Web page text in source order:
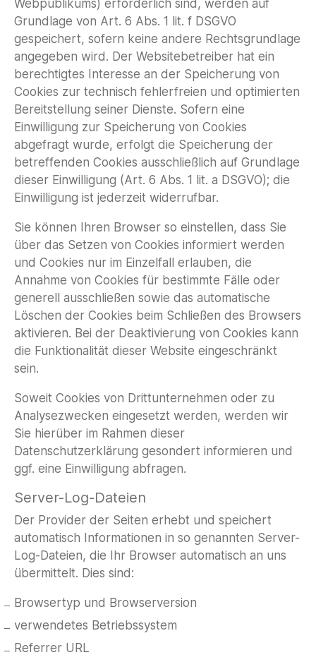
Webpublikums) erforderlich sind, werden auf
Grundlage von Art. 6 Abs. 1 lit. f DSGVO
gespeichert, sofern keine andere Rechtsgrundlage
angegeben wird. Der Websitebetreiber hat ein
berechtigtes Interesse an der Speicherung von
Cookies zur technisch fehlerfreien und optimierten
Bereitstellung seiner Dienste. Sofern eine
Einwilligung zur Speicherung von Cookies
abgefragt wurde, erfolgt die Speicherung der
betreffenden Cookies ausschließlich auf Grundlage
dieser Einwilligung (Art. 6 Abs. 1 lit. a DSGVO); die
Einwilligung ist jederzeit widerrufbar.
Sie können Ihren Browser so einstellen, dass Sie
über das Setzen von Cookies informiert werden
und Cookies nur im Einzelfall erlauben, die
Annahme von Cookies für bestimmte Fälle oder
generell ausschließen sowie das automatische
Löschen der Cookies beim Schließen des Browsers
aktivieren. Bei der Deaktivierung von Cookies kann
die Funktionalität dieser Website eingeschränkt
sein.
Soweit Cookies von Drittunternehmen oder zu
Analysezwecken eingesetzt werden, werden wir
Sie hierüber im Rahmen dieser
Datenschutzerklärung gesondert informieren und
ggf. eine Einwilligung abfragen.
Server-Log-Dateien
Der Provider der Seiten erhebt und speichert
automatisch Informationen in so genannten Server-
Log-Dateien, die Ihr Browser automatisch an uns
übermittelt. Dies sind:
Browsertyp und Browserversion
verwendetes Betriebssystem
Referrer URL